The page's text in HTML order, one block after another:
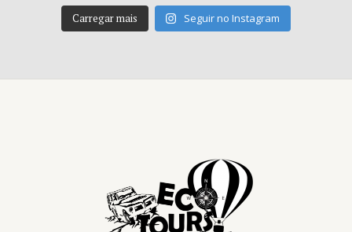
Carregar mais Seguir no Instagram